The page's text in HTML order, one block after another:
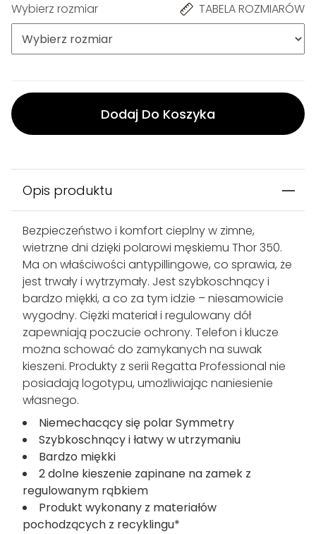
Wybierz rozmiar TABELA ROZMIARÓW
Dodaj Do Koszyka
Opis produktu
Bezpieczeństwo i komfort cieplny w zimne,
wietrzne dni dzięki polarowi męskiemu Thor 350.
Ma on właściwości antypillingowe, co sprawia, że
jest trwały i wytrzymały. Jest szybkoschnący i
bardzo miękki, a co za tym idzie – niesamowicie
wygodny. Ciężki materiał i regulowany dół
zapewniają poczucie ochrony. Telefon i klucze
można schować do zamykanych na suwak
kieszeni. Produkty z serii Regatta Professional nie
posiadają logotypu, umożliwiając naniesienie
własnego.
Niemechacący się polar Symmetry
Szybkoschnący i łatwy w utrzymaniu
Bardzo miękki
2 dolne kieszenie zapinane na zamek z
regulowanym rąbkiem
Produkt wykonany z materiałów
pochodzących z recyklingu*